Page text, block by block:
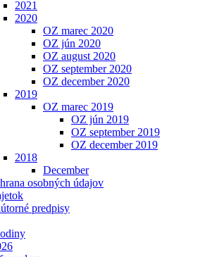
2021
2020
OZ marec 2020
OZ jún 2020
OZ august 2020
OZ september 2020
OZ december 2020
2019
OZ marec 2019
OZ jún 2019
OZ september 2019
OZ december 2019
2018
December
osobných údajov
predpisy